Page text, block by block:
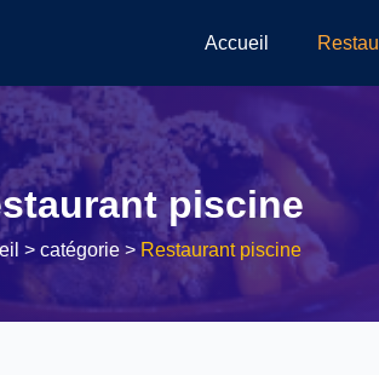
Accueil
piscine
> catégorie > Restaurant piscine